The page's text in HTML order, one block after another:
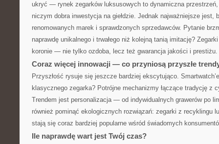
ukryć — rynek zegarków luksusowych to dynamiczna
niczym dobra inwestycja na giełdzie. Jednak najważniejsze jest,
renomowanych marek i sprawdzonych sprzedawców. Pytanie
naprawdę unikalnego i trwałego niż kolejną tanią imitację?
koronie — nie tylko ozdoba, lecz też gwarancja jakości i prestiżu.
Coraz więcej innowacji — co przyniosą przyszłe
Przyszłość rysuje się jeszcze bardziej ekscytująco.
klasycznego zegarka? Potrójne mechanizmy łączące tradycję z
Trendem jest personalizacja — od indywidualnych grawerów po
również pominąć ekologicznych rozwiązań: zegarki z recyklingu
stają się coraz bardziej popularne wśród świadomych
Ile naprawdę wart jest Twój czas?